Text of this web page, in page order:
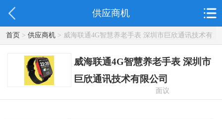
供应商机
首页> 供应商机> 威海联通4G智慧养老手表 深圳市巨欣通讯技术有
限公司
威海联通4G智慧养老手表 深圳市
巨欣通讯技术有限公司
面议